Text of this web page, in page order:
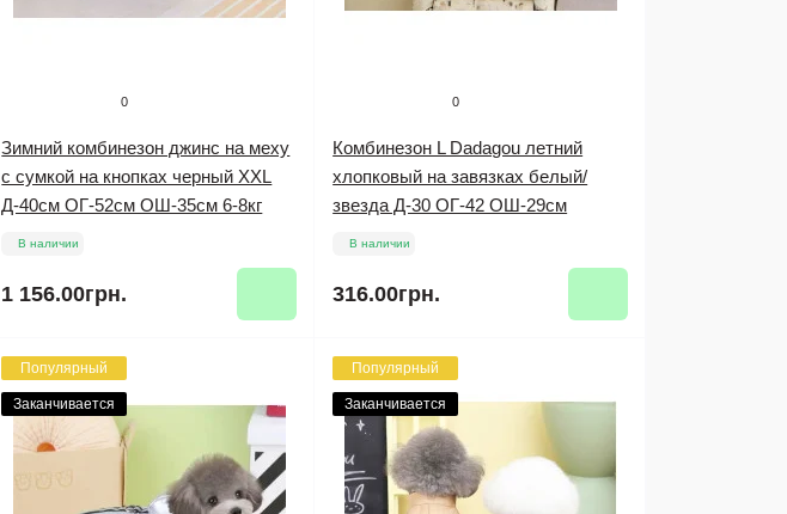
0
Зимний комбинезон джинс на меху
с сумкой на кнопках черный XXL
Д-40см ОГ-52см ОШ-35см 6-8кг
В наличии
1 156.00грн.
0
Комбинезон L Dadagou летний
хлопковый на завязках белый/
звезда Д-30 ОГ-42 ОШ-29см
В наличии
316.00грн.
Популярный
Заканчивается
Популярный
Заканчивается